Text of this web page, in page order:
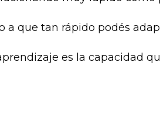
a que tan rápido podés
es la capacidad